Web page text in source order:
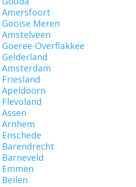
Amersfoort
Meren
Overflakkee
Amsterdam
Apeldoorn
Arnhem
Barendrecht